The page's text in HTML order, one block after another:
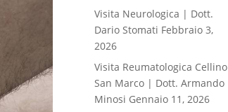
Visita Neurologica | Dott.
Dario Stomati Febbraio 3,
2026
Visita Reumatologica Cellino
San Marco | Dott. Armando
Minosi Gennaio 11, 2026